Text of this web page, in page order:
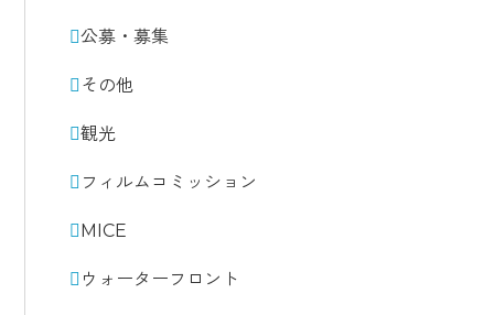
公募・募集
その他
観光
フィルムコミッション
MICE
ウォーターフロント